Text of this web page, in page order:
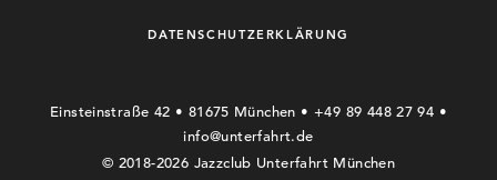
DATENSCHUTZERKLÄRUNG
Einsteinstraße 42 • 81675 München • +49 89 448 27 94 •
info@unterfahrt.de
© 2018-2026 Jazzclub Unterfahrt München